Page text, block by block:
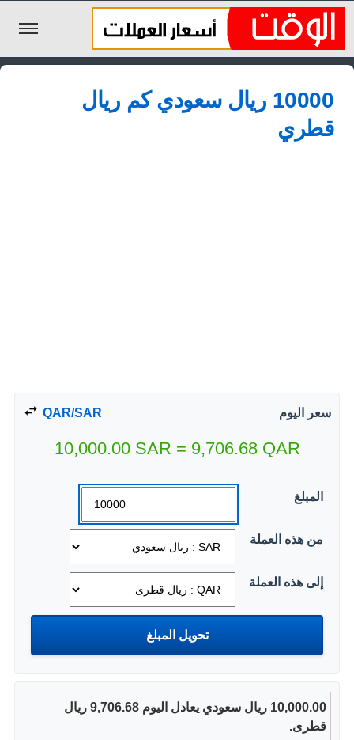
الليرة السورية
الجنيه المصري
الريال السعودي
10000 ريال سعودي كم ريال
قطري
سعر اليوم QAR/SAR
10,000.00 SAR = 9,706.68 QAR
المبلغ
من هذه العملة
إلى هذه العملة
10,000.00 ريال سعودي يعادل اليوم 9,706.68 ريال
قطرى.